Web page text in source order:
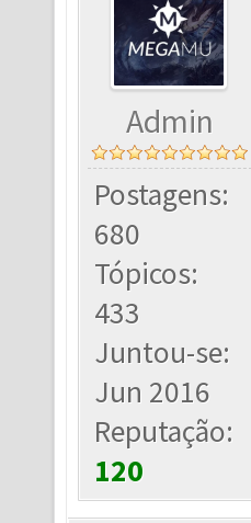
Admin
Postagens:
680
Tópicos:
433
Juntou-se:
Jun 2016
Reputação:
120